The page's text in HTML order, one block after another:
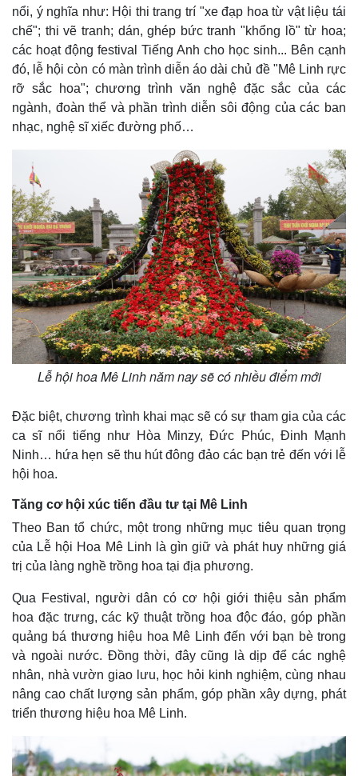
Quan sát
Cuộc sống đó đây
Hồ sơ
Video
Ảnh
E-Magazine
Infographic
nổi, ý nghĩa như: Hội thi trang trí "xe đạp hoa từ vật liệu tái
chế"; thi vẽ tranh; dán, ghép bức tranh "khổng lồ" từ hoa;
các hoạt động festival Tiếng Anh cho học sinh... Bên cạnh
đó, lễ hội còn có màn trình diễn áo dài chủ đề "Mê Linh rực
rỡ sắc hoa"; chương trình văn nghệ đặc sắc của các
ngành, đoàn thể và phần trình diễn sôi động của các ban
nhạc, nghệ sĩ xiếc đường phố…
Lễ hội hoa Mê Linh năm nay sẽ có nhiều điểm mới
Đặc biệt, chương trình khai mạc sẽ có sự tham gia của các
ca sĩ nổi tiếng như Hòa Minzy, Đức Phúc, Đinh Mạnh
Ninh… hứa hẹn sẽ thu hút đông đảo các bạn trẻ đến với lễ
hội hoa.
Tăng cơ hội xúc tiến đầu tư tại Mê Linh
Theo Ban tổ chức, một trong những mục tiêu quan trọng
của Lễ hội Hoa Mê Linh là gìn giữ và phát huy những giá
trị của làng nghề trồng hoa tại địa phương.
Qua Festival, người dân có cơ hội giới thiệu sản phẩm
hoa đặc trưng, các kỹ thuật trồng hoa độc đáo, góp phần
quảng bá thương hiệu hoa Mê Linh đến với bạn bè trong
và ngoài nước. Đồng thời, đây cũng là dịp để các nghệ
nhân, nhà vườn giao lưu, học hỏi kinh nghiệm, cùng nhau
nâng cao chất lượng sản phẩm, góp phần xây dựng, phát
triển thương hiệu hoa Mê Linh.